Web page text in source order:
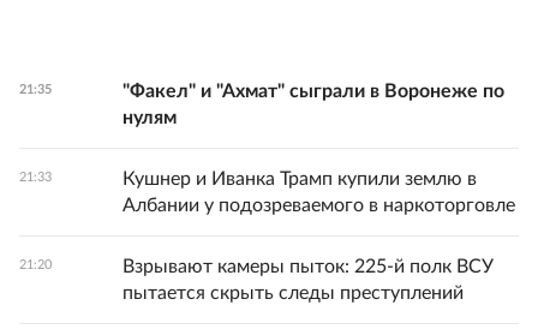
21:35
"Факел" и "Ахмат" сыграли в Воронеже по
нулям
21:33
Кушнер и Иванка Трамп купили землю в
Албании у подозреваемого в наркоторговле
21:20
Взрывают камеры пыток: 225-й полк ВСУ
пытается скрыть следы преступлений